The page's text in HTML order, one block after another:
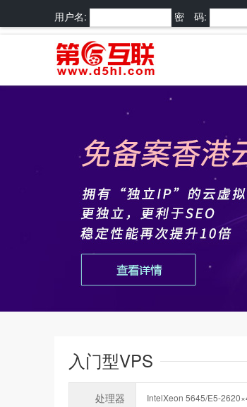
用户名: 密 码:
入门型VPS
处理器 IntelXeon 5645/E5-